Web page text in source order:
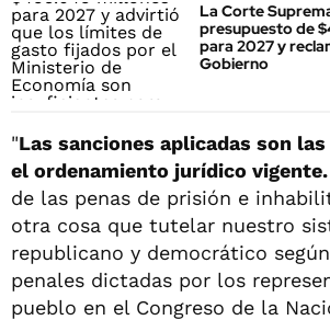
La Corte
presupuesto de
para 2027 y
Gobierno
"Las sanciones aplicadas son
el ordenamiento jurídico vigente.
de las penas de prisión e
otra cosa que tutelar nuestro
republicano y democrático
penales dictadas por los
pueblo en el Congreso de la